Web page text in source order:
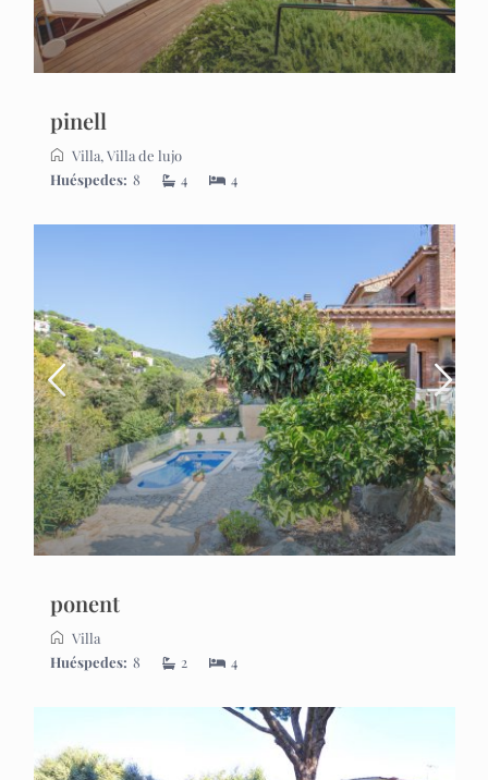
pinell
Villa,Villa de lujo
Huéspedes: 8 4 4
ponent
Villa
Huéspedes: 8 2 4